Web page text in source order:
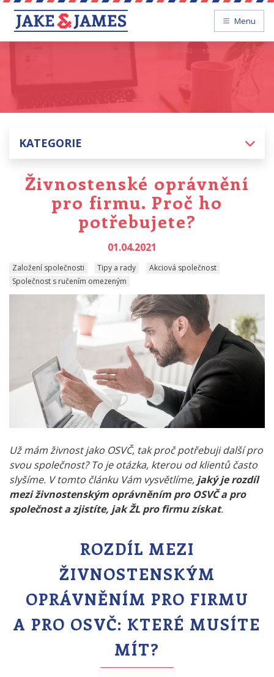
Menu
KATEGORIE
Živnostenské oprávnění
pro firmu. Proč ho
potřebujete?
01.04.2021
Založení společnosti Tipy a rady
Akciová společnost
Společnost s ručením omezeným
Už mám živnost jako OSVČ, tak proč potřebuji další pro
svou společnost? To je otázka, kterou od klientů často
slyšíme. V tomto článku Vám vysvětlíme, jaký je rozdíl
mezi živnostenským oprávněním pro OSVČ a pro
společnost a zjistíte, jak ŽL pro firmu získat.
ROZDÍL MEZI
ŽIVNOSTENSKÝM
OPRÁVNĚNÍM PRO FIRMU
A PRO OSVČ: KTERÉ MUSÍTE
MÍT?